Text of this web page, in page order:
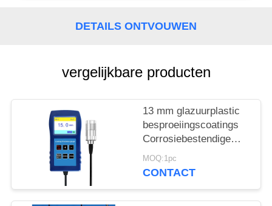
DETAILS ONTVOUWEN
vergelijkbare producten
13 mm glazuurplastic
besproeiingscoatings
Corrosiebestendige
brandwerende coating
dikte TG-6008
MOQ:1pc
CONTACT